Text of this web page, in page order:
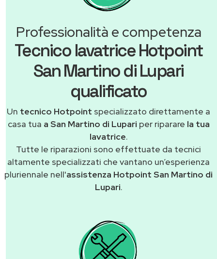
Professionalità e competenza
Tecnico lavatrice Hotpoint
San Martino di Lupari
qualificato
Un tecnico Hotpoint specializzato direttamente a
casa tua a San Martino di Lupari per riparare la tua
lavatrice.
Tutte le riparazioni sono effettuate da tecnici
altamente specializzati che vantano un’esperienza
pluriennale nell'assistenza Hotpoint San Martino di
Lupari.